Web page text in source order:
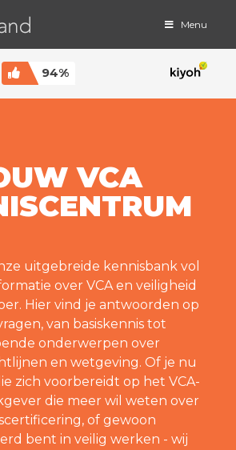
Menu
94%
VCA
uitgebreide kennisbank vol
over VCA en veiligheid
Hier vind je antwoorden op
van basiskennis tot
onderwerpen over
en wetgeving. Of je nu
zich voorbereidt op het VCA-
die meer wil weten over
of gewoon
bent in veilig werken - wij